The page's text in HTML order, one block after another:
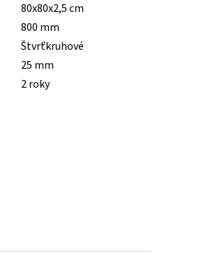
80x80x2,5 cm
800 mm
Štvrťkruhové
25 mm
2 roky